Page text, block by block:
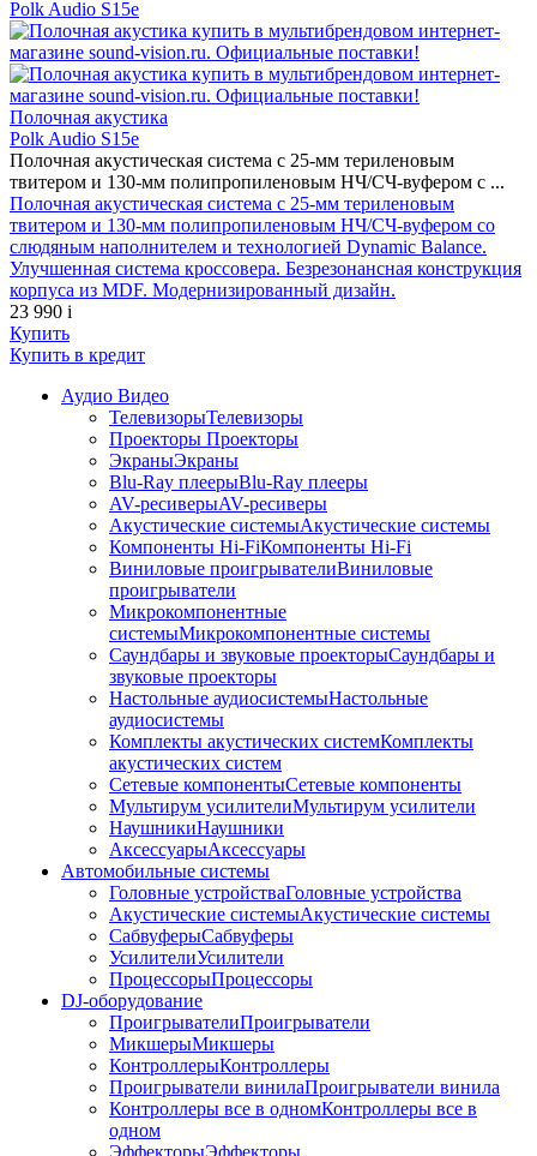
Polk Audio S15е
Полочная акустика
Polk Audio S15е
Полочная акустическая система с 25-мм териленовым
твитером и 130-мм полипропиленовым НЧ/СЧ-вуфером с ...
Полочная акустическая система с 25-мм териленовым
твитером и 130-мм полипропиленовым НЧ/СЧ-вуфером со
слюдяным наполнителем и технологией Dynamic Balance.
Улучшенная система кроссовера. Безрезонансная конструкция
корпуса из MDF. Модернизированный дизайн.
23 990 i
Купить
Купить в кредит
Аудио Видео
ТелевизорыТелевизоры
Проекторы Проекторы
ЭкраныЭкраны
Blu-Ray плеерыBlu-Ray плееры
AV-ресиверыAV-ресиверы
Акустические системыАкустические системы
Компоненты Hi-FiКомпоненты Hi-Fi
Виниловые проигрывателиВиниловые
проигрыватели
Микрокомпонентные
системыМикрокомпонентные системы
Саундбары и звуковые проекторыСаундбары и
звуковые проекторы
Настольные аудиосистемыНастольные
аудиосистемы
Комплекты акустических системКомплекты
акустических систем
Сетевые компонентыСетевые компоненты
Мультирум усилителиМультирум усилители
НаушникиНаушники
АксессуарыАксессуары
Автомобильные системы
Головные устройстваГоловные устройства
Акустические системыАкустические системы
СабвуферыСабвуферы
УсилителиУсилители
ПроцессорыПроцессоры
DJ-оборудование
ПроигрывателиПроигрыватели
МикшерыМикшеры
КонтроллерыКонтроллеры
Проигрыватели винилаПроигрыватели винила
Контроллеры все в одномКонтроллеры все в
одном
ЭффекторыЭффекторы